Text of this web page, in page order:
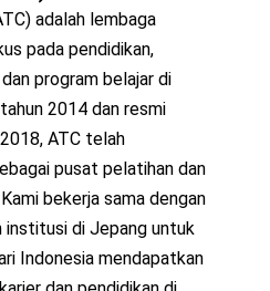
adalah lembaga
pada pendidikan,
program belajar di
2014 dan resmi
ATC telah
pusat pelatihan dan
bekerja sama dengan
institusi di Jepang untuk
Indonesia mendapatkan